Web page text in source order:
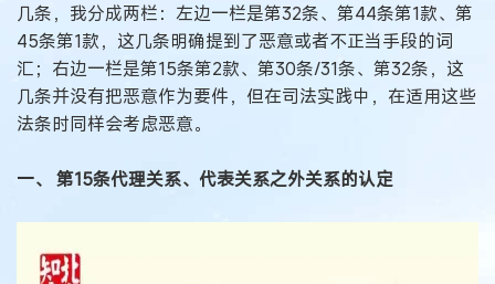
几条，我分成两栏：左边一栏是第32条、第44条第1款、第
45条第1款，这几条明确提到了恶意或者不正当手段的词
汇；右边一栏是第15条第2款、第30条/31条、第32条，这
几条并没有把恶意作为要件，但在司法实践中，在适用这些
法条时同样会考虑恶意。
一、 第15条代理关系、代表关系之外关系的认定